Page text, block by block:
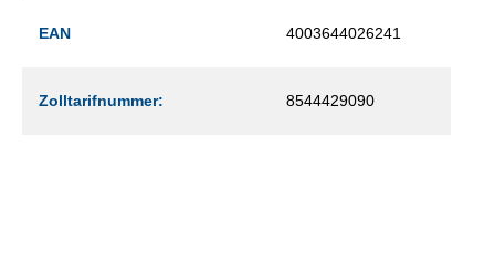
EAN 4003644026241
Zolltarifnummer: 8544429090